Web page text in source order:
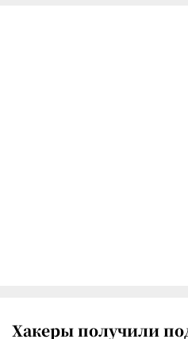
Хакеры получили